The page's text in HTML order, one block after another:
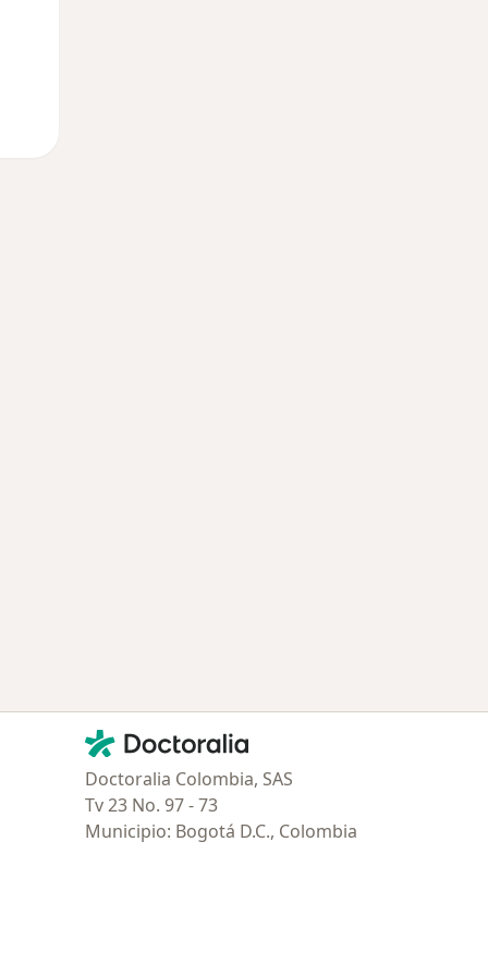
Contacto
Doctoralia - Página de inicio
Doctoralia Colombia, SAS
Tv 23 No. 97 - 73
Municipio: Bogotá D.C., Colombia